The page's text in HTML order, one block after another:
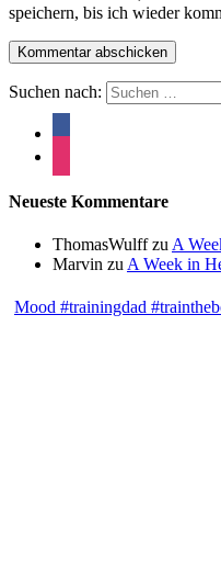
speichern, bis ich wieder
Suchen nach:
Neueste Kommentare
ThomasWulffzu A
Marvin zu A Week in
Mood #trainingdad